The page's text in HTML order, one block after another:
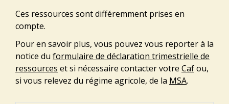
Ces ressources sont différemment prises en
compte.
Pour en savoir plus, vous pouvez vous reporter à la
notice du formulaire de déclaration trimestrielle de
ressources et si nécessaire contacter votre Cafou,
si vous relevez du régime agricole, de la MSA.